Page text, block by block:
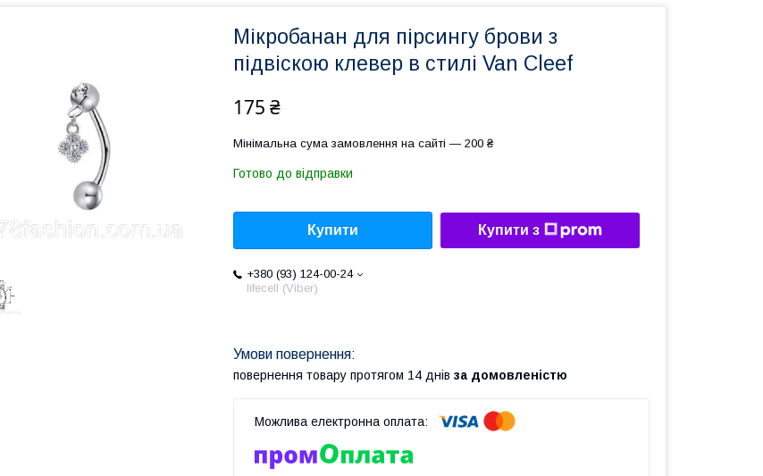
Мікробанан для пірсингу брови з
підвіскою клевер в стилі Van Cleef
175 ₴
Мінімальна сума замовлення на сайті — 200 ₴
Готово до відправки
Купити Купити з
+380 (93) 124-00-24
lifecell (Viber)
повернення товару протягом 14 днів за домовленістю